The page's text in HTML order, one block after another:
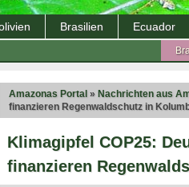
Brasilien Ecuador
Amazonas Portal » Nachrichten aus
finanzieren Regenwaldschutz in
Klimagipfel COP25:
finanzieren